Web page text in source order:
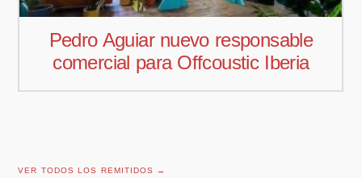
Pedro Aguiar nuevo responsable
comercial para Offcoustic Iberia
VER TODOS LOS REMITIDOS →